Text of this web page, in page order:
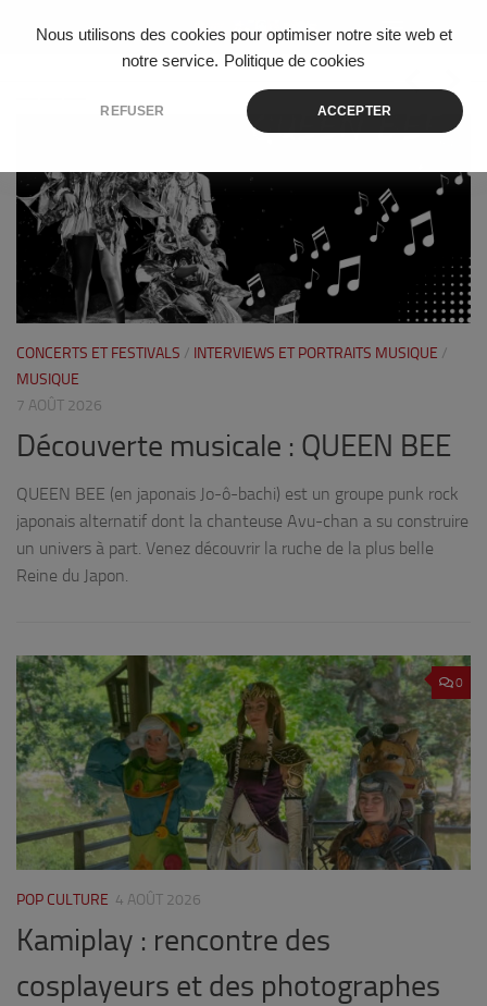
Nous utilisons des cookies pour optimiser notre site web et
notre service. Politique de cookies
REFUSER ACCEPTER
Skip to content
CONCERTS ET FESTIVALS / INTERVIEWS ET PORTRAITS MUSIQUE /
MUSIQUE
7 AOÛT 2026
Découverte musicale : QUEEN BEE
QUEEN BEE (en japonais Jo-ô-bachi) est un groupe punk rock
japonais alternatif dont la chanteuse Avu-chan a su construire
un univers à part. Venez découvrir la ruche de la plus belle
Reine du Japon.
0
POP CULTURE 4 AOÛT 2026
Kamiplay : rencontre des
cosplayeurs et des photographes